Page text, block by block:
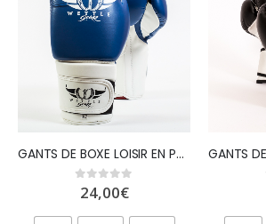
GANTS DE BOXE LOISIR EN PU – BLEU – WETTLE GEAR
0out of 5
24,00€